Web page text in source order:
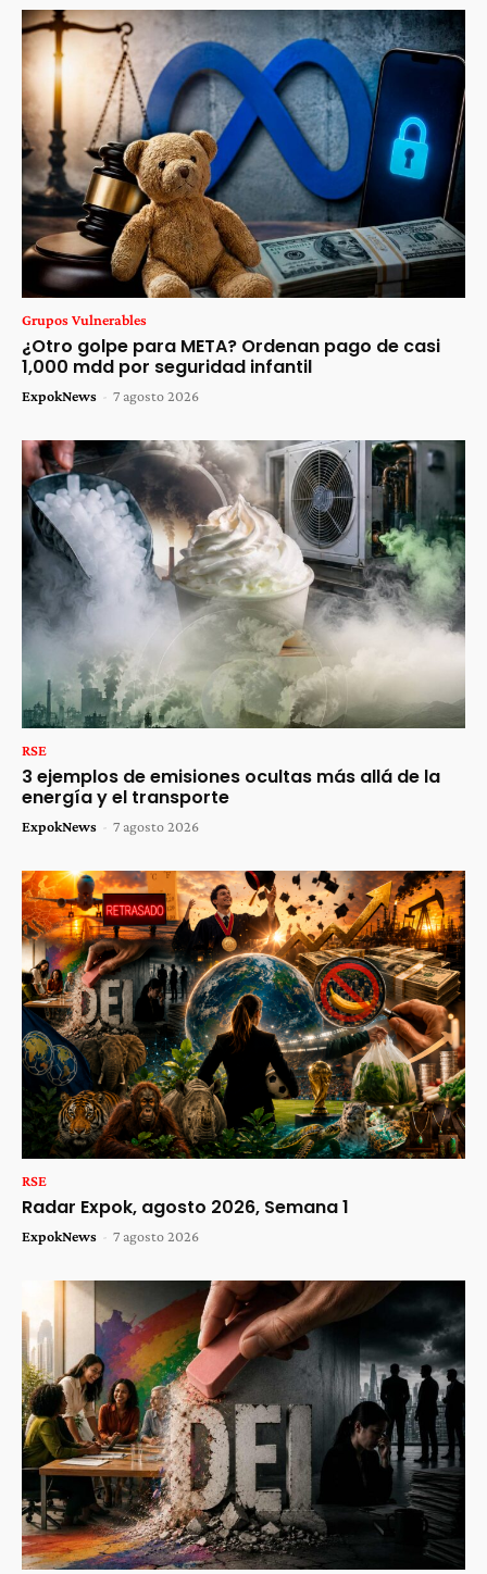
Grupos Vulnerables
¿Otro golpe para META? Ordenan pago de casi
1,000 mdd por seguridad infantil
ExpokNews - 7 agosto 2026
RSE
3 ejemplos de emisiones ocultas más allá de la
energía y el transporte
ExpokNews - 7 agosto 2026
RSE
Radar Expok, agosto 2026, Semana 1
ExpokNews - 7 agosto 2026